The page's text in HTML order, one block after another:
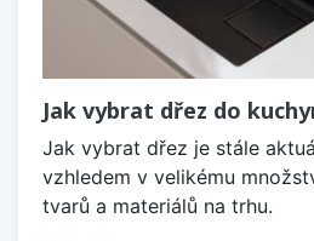
Jak vybrat dřez do
Jak vybrat dřez je stále
vzhledem v velikému
tvarů a materiálů na trhu.